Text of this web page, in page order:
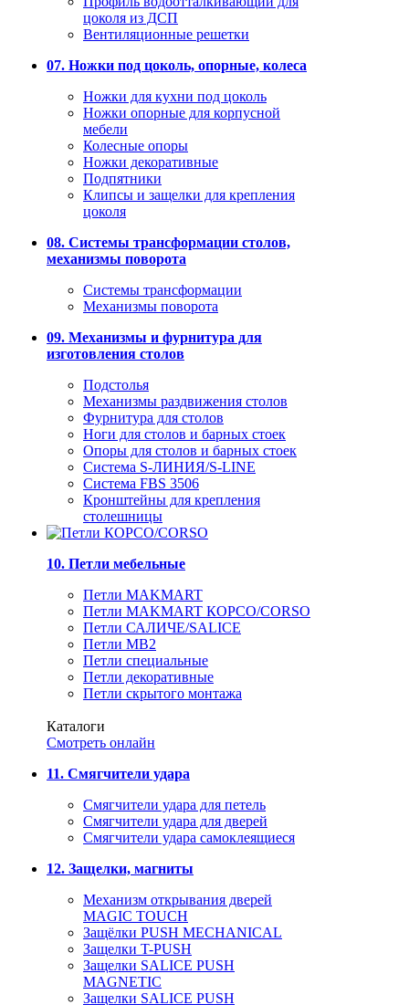
цоколя из ДСП
Вентиляционные решетки
07. Ножки под цоколь, опорные, колеса
Ножки для кухни под цоколь
Ножки опорные для корпусной
мебели
Колесные опоры
Ножки декоративные
Подпятники
Клипсы и защелки для крепления
цоколя
08. Системы трансформации столов,
механизмы поворота
Системы трансформации
Механизмы поворота
09. Механизмы и фурнитура для
изготовления столов
Подстолья
Механизмы раздвижения столов
Фурнитура для столов
Ноги для столов и барных стоек
Опоры для столов и барных стоек
Система S-ЛИНИЯ/S-LINE
Система FBS 3506
Кронштейны для крепления
столешницы
10. Петли мебельные
Петли MAKMART
Петли MAKMART КОРСО/CORSO
Петли САЛИЧЕ/SALICE
Петли MB2
Петли специальные
Петли декоративные
Петли скрытого монтажа
Каталоги
Смотреть онлайн
11. Смягчители удара
Смягчители удара для петель
Смягчители удара для дверей
Cмягчители удара самоклеящиеся
12. Защелки, магниты
Механизм открывания дверей
MAGIC TOUCH
Защёлки PUSH MECHANICAL
Защелки T-PUSH
Защелки SALICE PUSH
MAGNETIC
Защелки SALICE PUSH